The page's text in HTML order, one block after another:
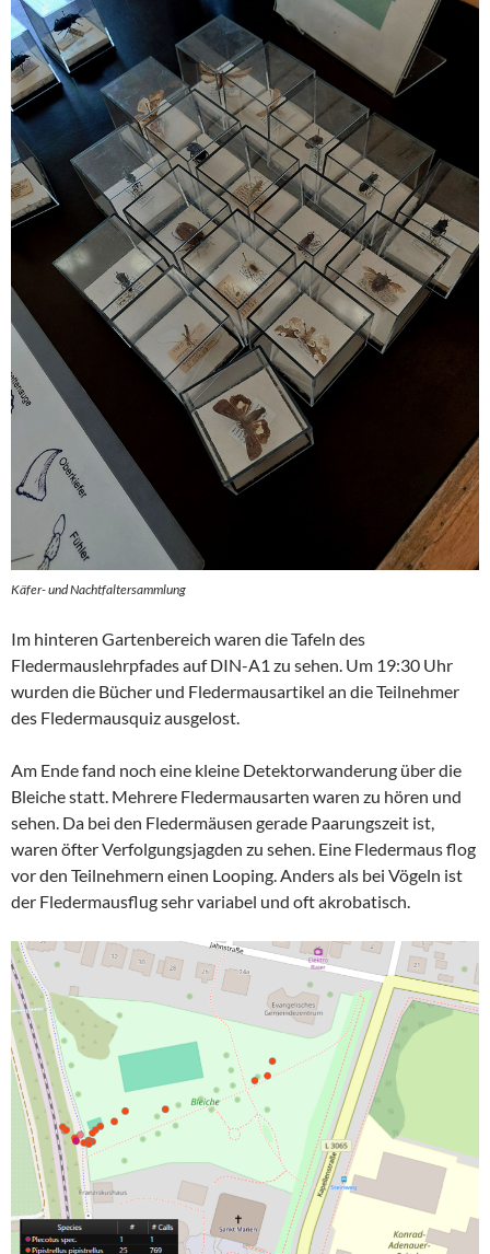
Käfer- und Nachtfaltersammlung
Im hinteren Gartenbereich waren die Tafeln des
Fledermauslehrpfades auf DIN-A1 zu sehen. Um 19:30 Uhr
wurden die Bücher und Fledermausartikel an die Teilnehmer
des Fledermausquiz ausgelost.
Am Ende fand noch eine kleine Detektorwanderung über die
Bleiche statt. Mehrere Fledermausarten waren zu hören und
sehen. Da bei den Fledermäusen gerade Paarungszeit ist,
waren öfter Verfolgungsjagden zu sehen. Eine Fledermaus flog
vor den Teilnehmern einen Looping. Anders als bei Vögeln ist
der Fledermausflug sehr variabel und oft akrobatisch.